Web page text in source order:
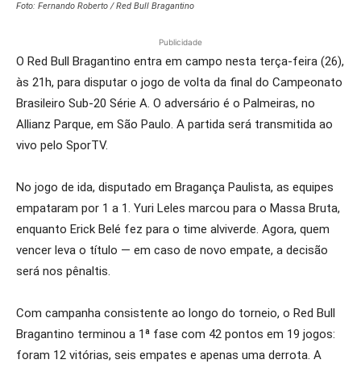
Foto: Fernando Roberto / Red Bull Bragantino
Publicidade
O Red Bull Bragantino entra em campo nesta terça-feira (26),
às 21h, para disputar o jogo de volta da final do Campeonato
Brasileiro Sub-20 Série A. O adversário é o Palmeiras, no
Allianz Parque, em São Paulo. A partida será transmitida ao
vivo pelo SporTV.
No jogo de ida, disputado em Bragança Paulista, as equipes
empataram por 1 a 1. Yuri Leles marcou para o Massa Bruta,
enquanto Erick Belé fez para o time alviverde. Agora, quem
vencer leva o título — em caso de novo empate, a decisão
será nos pênaltis.
Com campanha consistente ao longo do torneio, o Red Bull
Bragantino terminou a 1ª fase com 42 pontos em 19 jogos:
foram 12 vitórias, seis empates e apenas uma derrota. A